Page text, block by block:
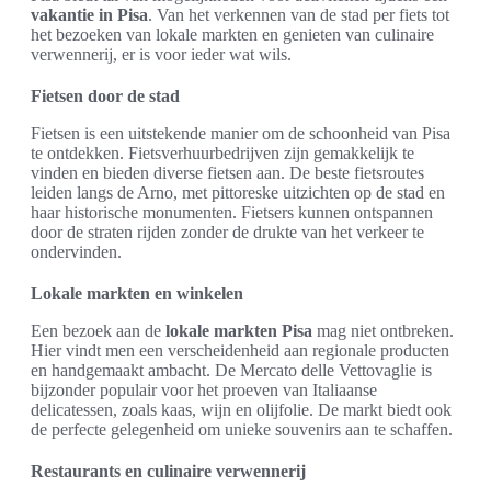
vakantie in Pisa. Van het verkennen van de stad per fiets tot
het bezoeken van lokale markten en genieten van culinaire
verwennerij, er is voor ieder wat wils.
Fietsen door de stad
Fietsen is een uitstekende manier om de schoonheid van Pisa
te ontdekken. Fietsverhuurbedrijven zijn gemakkelijk te
vinden en bieden diverse fietsen aan. De beste fietsroutes
leiden langs de Arno, met pittoreske uitzichten op de stad en
haar historische monumenten. Fietsers kunnen ontspannen
door de straten rijden zonder de drukte van het verkeer te
ondervinden.
Lokale markten en winkelen
Een bezoek aan de lokale markten Pisa mag niet ontbreken.
Hier vindt men een verscheidenheid aan regionale producten
en handgemaakt ambacht. De Mercato delle Vettovaglie is
bijzonder populair voor het proeven van Italiaanse
delicatessen, zoals kaas, wijn en olijfolie. De markt biedt ook
de perfecte gelegenheid om unieke souvenirs aan te schaffen.
Restaurants en culinaire verwennerij